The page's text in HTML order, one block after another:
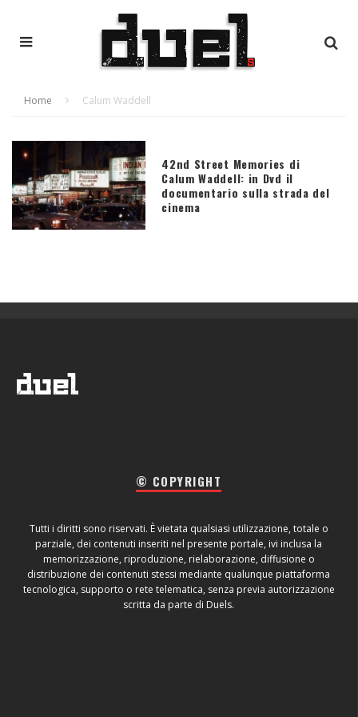
Home Calum Waddell
42nd Street Memories di
Calum Waddell: in Dvd il
documentario sulla strada del
cinema
© COPYRIGHT
Tutti i diritti sono riservati. È vietata qualsiasi utilizzazione, totale o
parziale, dei contenuti inseriti nel presente portale, ivi inclusa la
memorizzazione, riproduzione, rielaborazione, diffusione o
distribuzione dei contenuti stessi mediante qualunque piattaforma
tecnologica, supporto o rete telematica, senza previa autorizzazione
scritta da parte di Duels.